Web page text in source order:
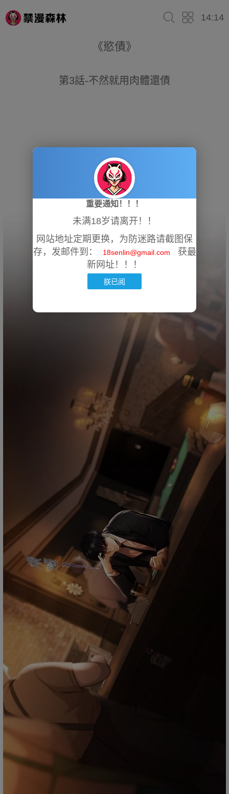
14:14
《慾債》
第3話-不然就用肉體還債
重要通知！！！
未满18岁请离开！！
网站地址定期更换，为防迷路请截图保
存，发邮件到：
18senlin@gmail.com
获最
新网址！！！
朕已阅